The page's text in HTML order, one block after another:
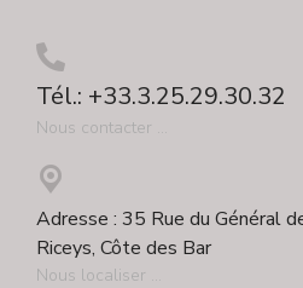
Tél.: +33.3.25.29.30.32
Nous contacter ...
Adresse : 35 Rue du Général
Riceys, Côte des Bar
Nous localiser ...